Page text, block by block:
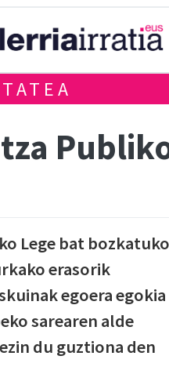
Lege bat bozkatuko
erasorik
egoera egokia
sarearen alde
du guztiona den